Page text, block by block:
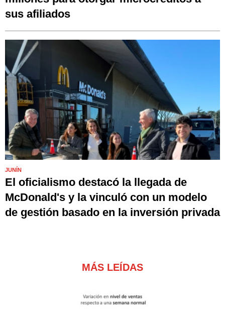
sus afiliados
JUNÍN
El oficialismo destacó la llegada de
McDonald's y la vinculó con un modelo
de gestión basado en la inversión privada
MÁS LEÍDAS